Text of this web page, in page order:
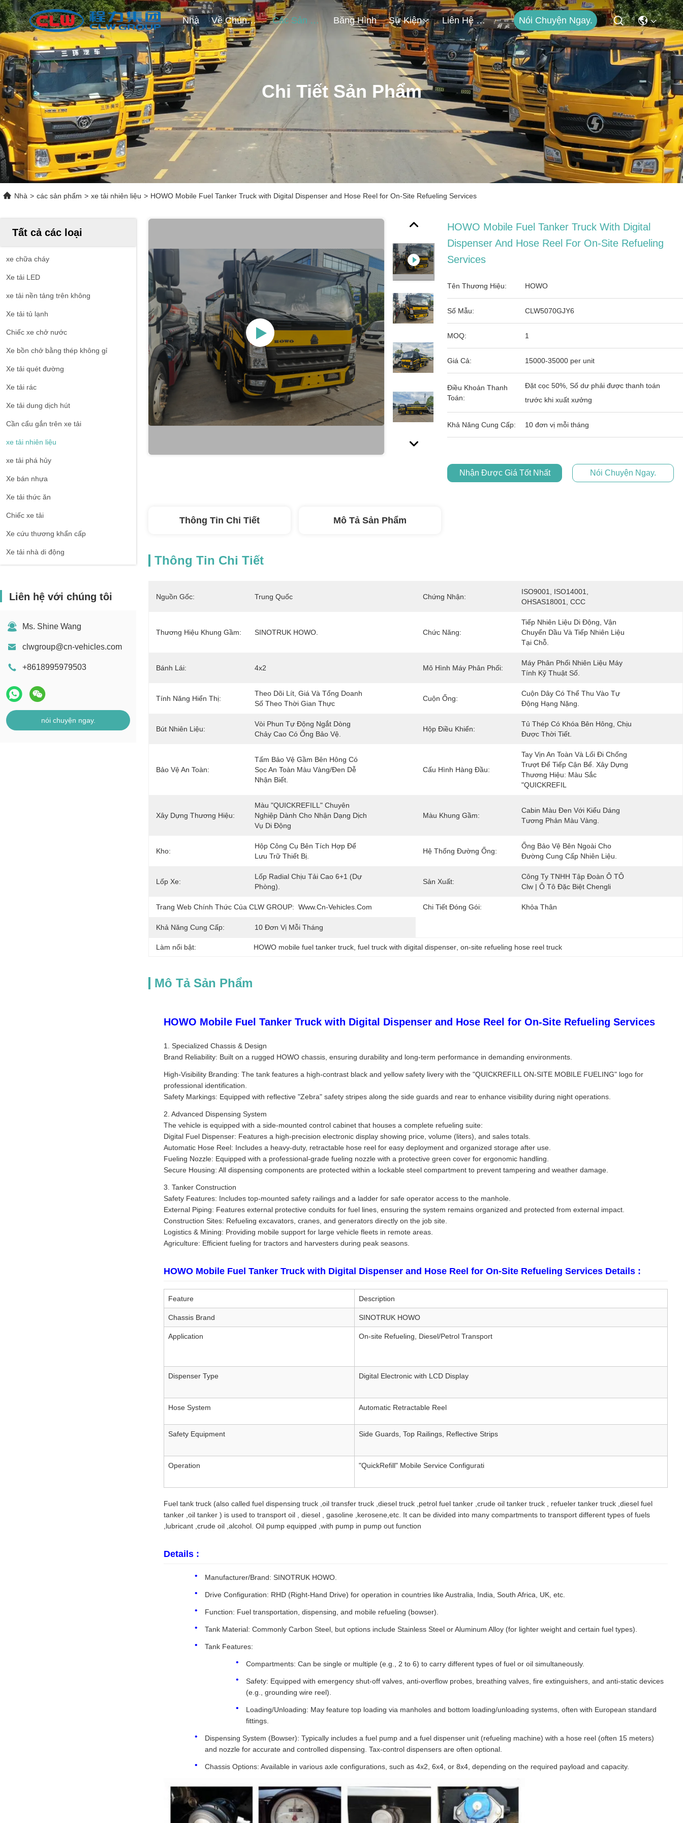
Nhà Về Chúng Tôi Các Sản Phẩm Băng Hình Sự Kiện Liên Hệ Với Chúng Tôi Nói Chuyện Ngay.
Chi Tiết Sản Phẩm
Nhà > các sản phẩm > xe tải nhiên liệu > HOWO Mobile Fuel Tanker Truck with Digital Dispenser and Hose Reel for On-Site Refueling Services
Tất cả các loại
xe chữa cháy
Xe tải LED
xe tải nền tảng trên không
Xe tải tủ lạnh
Chiếc xe chở nước
Xe bồn chở bằng thép không gỉ
Xe tải quét đường
Xe tải rác
Xe tải dung dịch hút
Cần cẩu gắn trên xe tải
xe tải nhiên liệu
xe tải phá hủy
Xe bán nhựa
Xe tải thức ăn
Chiếc xe tải
Xe cứu thương khẩn cấp
Xe tải nhà di động
Liên hệ với chúng tôi
Ms. Shine Wang
clwgroup@cn-vehicles.com
+8618995979503
nói chuyện ngay.
HOWO Mobile Fuel Tanker Truck With Digital
Dispenser And Hose Reel For On-Site Refueling
Services
Tên Thương Hiệu: HOWO
Số Mẫu: CLW5070GJY6
MOQ: 1
Giá Cả: 15000-35000 per unit
Điều Khoản Thanh
Toán:
Đặt cọc 50%, Số dư phải được thanh toán
trước khi xuất xưởng
Khả Năng Cung Cấp: 10 đơn vị mỗi tháng
Nhận Được Giá Tốt Nhất Nói Chuyện Ngay.
Thông Tin Chi Tiết Mô Tả Sản Phẩm
Thông Tin Chi Tiết
Nguồn Gốc: Trung Quốc Chứng Nhận:
ISO9001, ISO14001,
OHSAS18001, CCC
Thương Hiệu Khung Gầm: SINOTRUK HOWO. Chức Năng:
Tiếp Nhiên Liệu Di Động, Vận
Chuyển Dầu Và Tiếp Nhiên Liệu
Tại Chỗ.
Bánh Lái: 4x2 Mô Hình Máy Phân Phối:
Máy Phân Phối Nhiên Liệu Máy
Tính Kỹ Thuật Số.
Tính Năng Hiển Thị:
Theo Dõi Lít, Giá Và Tổng Doanh
Số Theo Thời Gian Thực
Cuộn Ống:
Cuộn Dây Có Thể Thu Vào Tự
Động Hạng Nặng.
Bút Nhiên Liệu:
Vòi Phun Tự Động Ngắt Dòng
Chảy Cao Có Ống Bảo Vệ.
Hộp Điều Khiển:
Tủ Thép Có Khóa Bên Hông, Chịu
Được Thời Tiết.
Bảo Vệ An Toàn:
Tấm Bảo Vệ Gầm Bên Hông Có
Sọc An Toàn Màu Vàng/đen Dễ
Nhận Biết.
Cấu Hình Hàng Đầu:
Tay Vịn An Toàn Và Lối Đi Chống
Trượt Để Tiếp Cận Bể. Xây Dựng
Thương Hiệu: Màu Sắc
"QUICKREFIL
Xây Dựng Thương Hiệu:
Màu "QUICKREFILL" Chuyên
Nghiệp Dành Cho Nhận Dạng Dịch
Vụ Di Động
Màu Khung Gầm:
Cabin Màu Đen Với Kiểu Dáng
Tương Phản Màu Vàng.
Kho:
Hộp Công Cụ Bên Tích Hợp Để
Lưu Trữ Thiết Bị.
Hệ Thống Đường Ống:
Ống Bảo Vệ Bên Ngoài Cho
Đường Cung Cấp Nhiên Liệu.
Lốp Xe:
Lốp Radial Chịu Tải Cao 6+1 (dự
Phòng).
Sản Xuất:
Công Ty TNHH Tập Đoàn Ô TÔ
Clw | Ô Tô Đặc Biệt Chengli
Trang Web Chính Thức Của CLW GROUP: Www.cn-Vehicles.com Chi Tiết Đóng Gói: Khỏa Thân
Khả Năng Cung Cấp: 10 Đơn Vị Mỗi Tháng
Làm nổi bật: HOWO mobile fuel tanker truck fuel truck with digital dispenser on-site refueling hose reel truck
Mô Tả Sản Phẩm
HOWO Mobile Fuel Tanker Truck with Digital Dispenser and Hose Reel for On-Site Refueling Services
1. Specialized Chassis & Design
Brand Reliability: Built on a rugged HOWO chassis, ensuring durability and long-term performance in demanding environments.
High-Visibility Branding: The tank features a high-contrast black and yellow safety livery with the "QUICKREFILL ON-SITE MOBILE FUELING" logo for
professional identification.
Safety Markings: Equipped with reflective "Zebra" safety stripes along the side guards and rear to enhance visibility during night operations.
2. Advanced Dispensing System
The vehicle is equipped with a side-mounted control cabinet that houses a complete refueling suite:
Digital Fuel Dispenser: Features a high-precision electronic display showing price, volume (liters), and sales totals.
Automatic Hose Reel: Includes a heavy-duty, retractable hose reel for easy deployment and organized storage after use.
Fueling Nozzle: Equipped with a professional-grade fueling nozzle with a protective green cover for ergonomic handling.
Secure Housing: All dispensing components are protected within a lockable steel compartment to prevent tampering and weather damage.
3. Tanker Construction
Safety Features: Includes top-mounted safety railings and a ladder for safe operator access to the manhole.
External Piping: Features external protective conduits for fuel lines, ensuring the system remains organized and protected from external impact.
Construction Sites: Refueling excavators, cranes, and generators directly on the job site.
Logistics & Mining: Providing mobile support for large vehicle fleets in remote areas.
Agriculture: Efficient fueling for tractors and harvesters during peak seasons.
HOWO Mobile Fuel Tanker Truck with Digital Dispenser and Hose Reel for On-Site Refueling Services Details :
Feature Description
Chassis Brand SINOTRUK HOWO
Application On-site Refueling, Diesel/Petrol Transport
Dispenser Type Digital Electronic with LCD Display
Hose System Automatic Retractable Reel
Safety Equipment Side Guards, Top Railings, Reflective Strips
Operation "QuickRefill" Mobile Service Configurati
Fuel tank truck (also called fuel dispensing truck ,oil transfer truck ,diesel truck ,petrol fuel tanker ,crude oil tanker truck , refueler tanker truck ,diesel fuel
tanker ,oil tanker ) is used to transport oil , diesel , gasoline ,kerosene,etc. It can be divided into many compartments to transport different types of fuels
,lubricant ,crude oil ,alcohol. Oil pump equipped ,with pump in pump out function
Details :
Manufacturer/Brand: SINOTRUK HOWO.
Drive Configuration: RHD (Right-Hand Drive) for operation in countries like Australia, India, South Africa, UK, etc.
Function: Fuel transportation, dispensing, and mobile refueling (bowser).
Tank Material: Commonly Carbon Steel, but options include Stainless Steel or Aluminum Alloy (for lighter weight and certain fuel types).
Tank Features:
Compartments: Can be single or multiple (e.g., 2 to 6) to carry different types of fuel or oil simultaneously.
Safety: Equipped with emergency shut-off valves, anti-overflow probes, breathing valves, fire extinguishers, and anti-static devices
(e.g., grounding wire reel).
Loading/Unloading: May feature top loading via manholes and bottom loading/unloading systems, often with European standard
fittings.
Dispensing System (Bowser): Typically includes a fuel pump and a fuel dispenser unit (refueling machine) with a hose reel (often 15 meters)
and nozzle for accurate and controlled dispensing. Tax-control dispensers are often optional.
Chassis Options: Available in various axle configurations, such as 4x2, 6x4, or 8x4, depending on the required payload and capacity.